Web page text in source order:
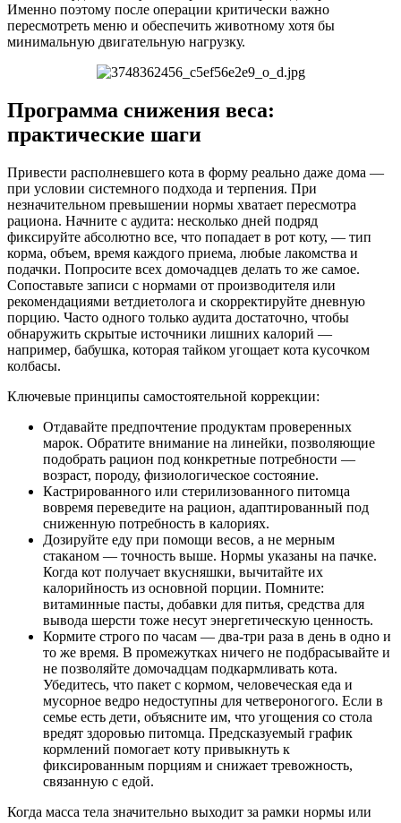
Именно поэтому после операции критически важно
пересмотреть меню и обеспечить животному хотя бы
минимальную двигательную нагрузку.
Программа снижения веса:
практические шаги
Привести располневшего кота в форму реально даже дома —
при условии системного подхода и терпения. При
незначительном превышении нормы хватает пересмотра
рациона. Начните с аудита: несколько дней подряд
фиксируйте абсолютно все, что попадает в рот коту, — тип
корма, объем, время каждого приема, любые лакомства и
подачки. Попросите всех домочадцев делать то же самое.
Сопоставьте записи с нормами от производителя или
рекомендациями ветдиетолога и скорректируйте дневную
порцию. Часто одного только аудита достаточно, чтобы
обнаружить скрытые источники лишних калорий —
например, бабушка, которая тайком угощает кота кусочком
колбасы.
Ключевые принципы самостоятельной коррекции:
Отдавайте предпочтение продуктам проверенных
марок. Обратите внимание на линейки, позволяющие
подобрать рацион под конкретные потребности —
возраст, породу, физиологическое состояние.
Кастрированного или стерилизованного питомца
вовремя переведите на рацион, адаптированный под
сниженную потребность в калориях.
Дозируйте еду при помощи весов, а не мерным
стаканом — точность выше. Нормы указаны на пачке.
Когда кот получает вкусняшки, вычитайте их
калорийность из основной порции. Помните:
витаминные пасты, добавки для питья, средства для
вывода шерсти тоже несут энергетическую ценность.
Кормите строго по часам — два-три раза в день в одно и
то же время. В промежутках ничего не подбрасывайте и
не позволяйте домочадцам подкармливать кота.
Убедитесь, что пакет с кормом, человеческая еда и
мусорное ведро недоступны для четвероногого. Если в
семье есть дети, объясните им, что угощения со стола
вредят здоровью питомца. Предсказуемый график
кормлений помогает коту привыкнуть к
фиксированным порциям и снижает тревожность,
связанную с едой.
Когда масса тела значительно выходит за рамки нормы или